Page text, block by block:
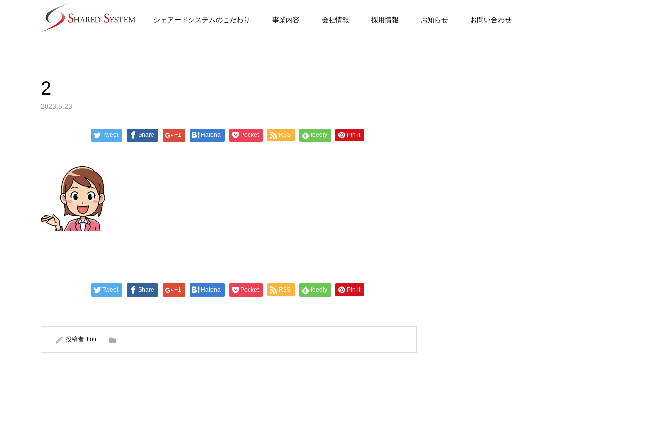
シェアードシステムのこだわり 事業内容 会社情報 採用情報 お知らせ お問い合わせ
2
2023.5.23
Tweet Share +1 Hatena Pocket RSS feedly Pin it
Tweet Share +1 Hatena Pocket RSS feedly Pin it
投稿者: Itou